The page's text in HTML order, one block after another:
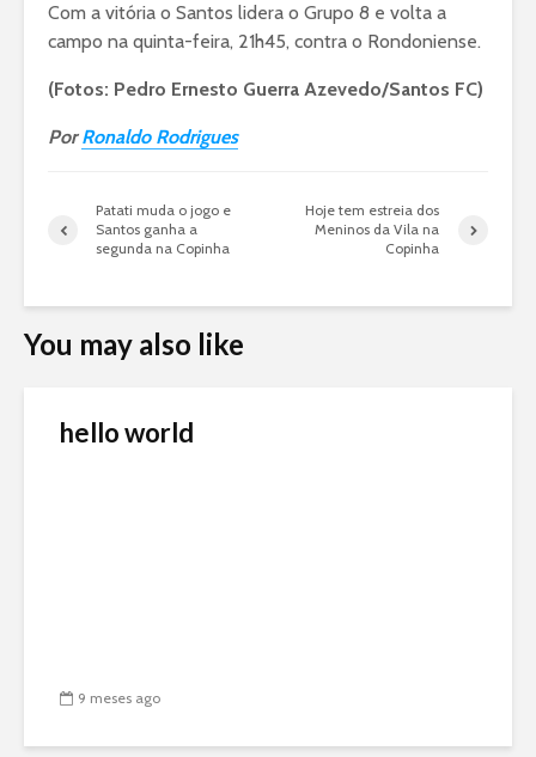
Com a vitória o Santos lidera o Grupo 8 e volta a
campo na quinta-feira, 21h45, contra o Rondoniense.
(Fotos: Pedro Ernesto Guerra Azevedo/Santos FC)
PorRonaldo Rodrigues
Patati muda o jogo e
Santos ganha a
segunda na Copinha
Hoje tem estreia dos
Meninos da Vila na
Copinha
You may also like
hello world
9 meses ago